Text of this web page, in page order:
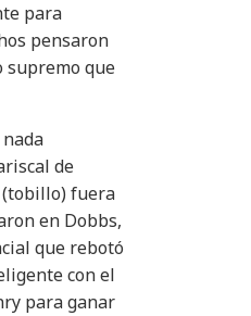
para
pensaron
supremo que
de
(tobillo) fuera
en Dobbs,
que rebotó
con el
para ganar